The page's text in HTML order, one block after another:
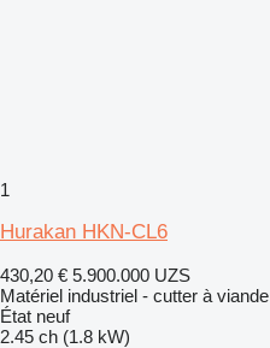
1
Hurakan HKN-CL6
430,20 € 5.900.000 UZS
Matériel industriel - cutter à viande
État neuf
2.45 ch (1.8 kW)